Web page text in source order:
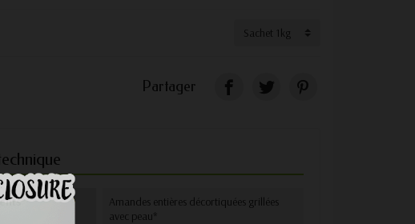
Partager
Amandes entières décortiquées grillées
avec peau*